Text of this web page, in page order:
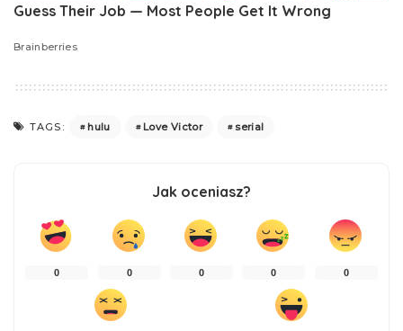
TAGS: hulu Love Victor serial
Jak oceniasz?
0 0 0 0 0